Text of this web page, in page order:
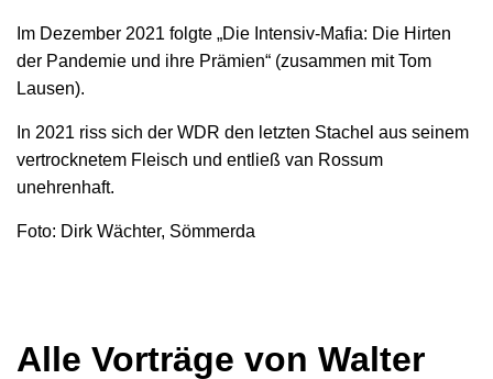
Im Dezember 2021 folgte „Die Intensiv-Mafia: Die Hirten
der Pandemie und ihre Prämien“ (zusammen mit Tom
Lausen).
In 2021 riss sich der WDR den letzten Stachel aus seinem
vertrocknetem Fleisch und entließ van Rossum
unehrenhaft.
Foto: Dirk Wächter, Sömmerda
Alle Vorträge von Walter